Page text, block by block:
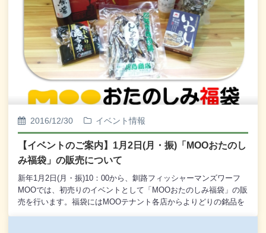
を設け、恒例の「釧路若鳶会 新春出初め式」を開催いたしま
す。釧路若鳶会の皆さんによる「木遣り歌」と「まとい振り」、
そして豪快で華麗な「はしご乗り」の妙技で、楽しく威勢の良い
新年を皆さんとともに楽しみましょう。1月2日(月・振)のMOO初
売りに皆様のお越しを心からお待ち申し上げております。
2016/12/30 イベント情報
【イベントのご案内】1月2日(月・振)「MOOおたのし
み福袋」の販売について
新年1月2日(月・振)10：00から、釧路フィッシャーマンズワーフ
MOOでは、初売りのイベントとして「MOOおたのしみ福袋」の販
売を行います。福袋にはMOOテナント各店からよりどりの銘品を